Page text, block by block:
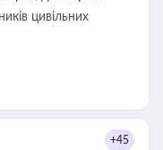
цивільних
+45